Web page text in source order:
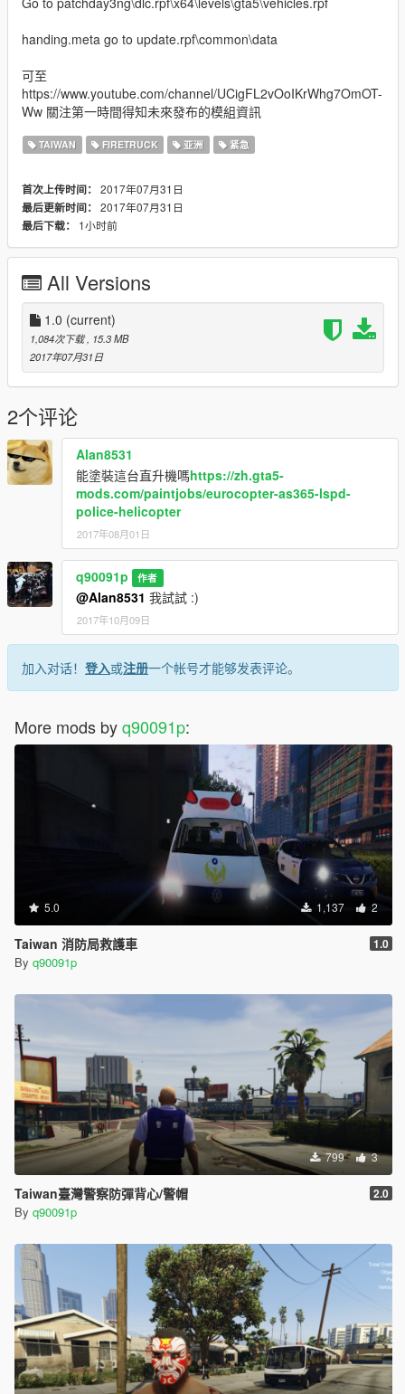
handing.meta go to update.rpf\common\data
可至
https://www.youtube.com/channel/UCigFL2vOoIKrWhg7OmOT-
Ww 關注第一時間得知未來發布的模組資訊
TAIWAN FIRETRUCK 亚洲 紧急
首次上传时间： 2017年07月31日
最后更新时间： 2017年07月31日
最后下载：
1小时前
All Versions
1.0 (current)
1,084次下载 , 15.3 MB
2017年07月31日
2个评论
Alan8531
能塗裝這台直升機嗎https://zh.gta5-
mods.com/paintjobs/eurocopter-as365-lspd-
police-helicopter
2017年08月01日
q90091p 作者
@Alan8531 我試試 :)
2017年10月09日
加入对话！ 登入或注册一个帐号才能够发表评论。
More mods byq90091p:
5.0 1,137 2
Taiwan 消防局救護車 1.0
By q90091p
799 3
Taiwan臺灣警察防彈背心/警帽 2.0
By q90091p